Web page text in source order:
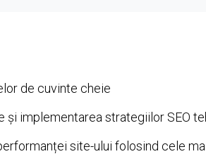
de cuvinte cheie
și implementarea strategiilor SEO
site-ului folosind cele